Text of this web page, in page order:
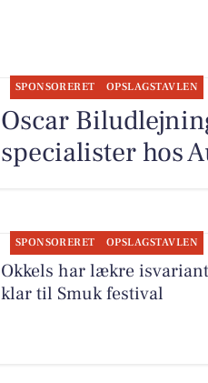
SPONSORERET OPSLAGSTAVLEN
Oscar
specialister hos
SPONSORERET OPSLAGSTAVLEN
Okkels har lækre
klar til Smuk festival